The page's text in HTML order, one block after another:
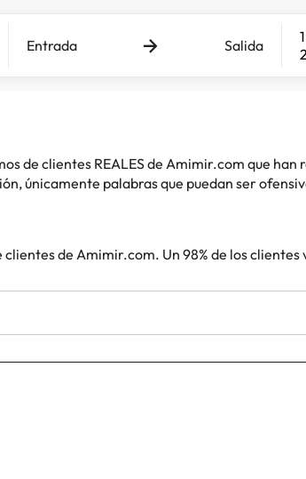
Entrada Salida
de clientes REALES de Amimir.com que
únicamente palabras que puedan ser
de Amimir.com. Un 98% de los